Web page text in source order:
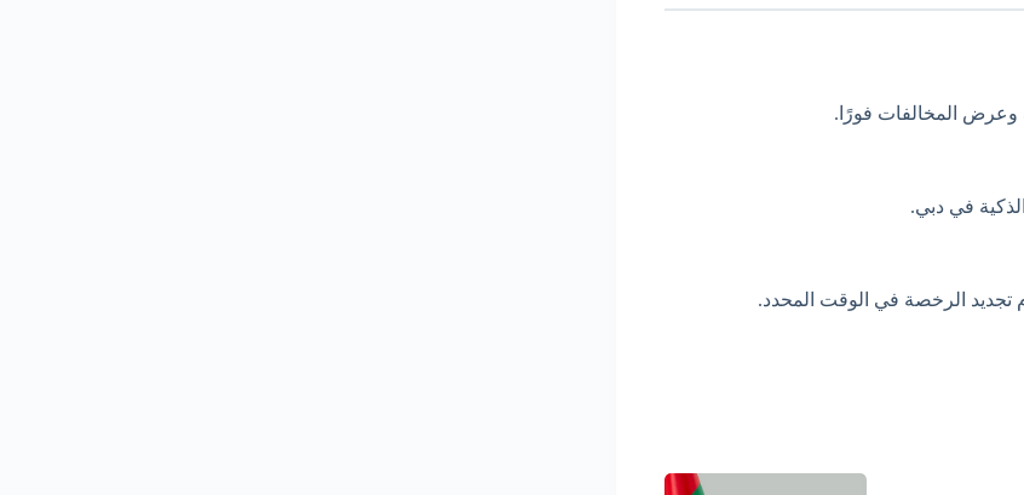
وعرض المخالفات فورًا.
في دبي.
تجديد الرخصة في الوقت المحدد.